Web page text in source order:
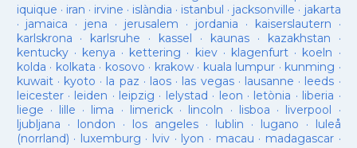
iquique · iran · irvine · islàndia · istanbul · jacksonville · jakarta
· jamaica · jena · jerusalem · jordania · kaiserslautern ·
karlskrona · karlsruhe · kassel · kaunas· kazakhstan ·
kentucky· kenya · kettering · kiev· klagenfurt · koeln ·
kolda · kolkata · kosovo · krakow· kuala lumpur · kunming ·
kuwait· kyoto · la paz · laos· las vegas· lausanne · leeds ·
leicester· leiden · leipzig · lelystad · leon · letònia · liberia ·
liege · lille · lima · limerick· lincoln · lisboa · liverpool ·
ljubljana · london · los angeles· lublin · lugano · luleå
(norrland) · luxemburg · lviv · lyon · macau · madagascar·